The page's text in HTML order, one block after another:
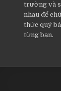
trường và
nhau để
thức quý
từng bạn.